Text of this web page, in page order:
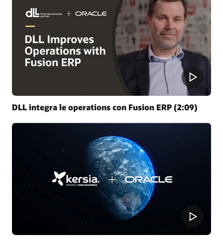
cultura e modi di lavorare a livello di organizzazione. Il
team di Oracle Consulting Change Management and
Transformation fornisce ai nostri clienti la mentalità, la
metodologia, gli strumenti e le risorse per intraprendere
con successo il passaggio al cloud.
DLL integra le operations con Fusion ERP (2:09)